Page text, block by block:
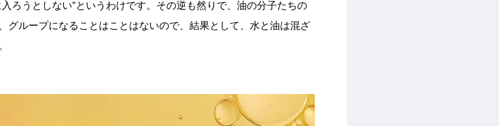
ろうとしない”というわけです。その逆も然りで、油の分子たちの
グループになることはことはないので、結果として、水と油は混ざ